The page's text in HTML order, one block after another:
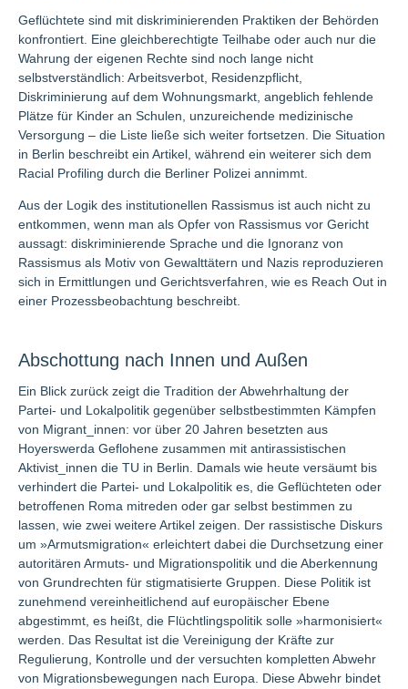
Geflüchtete sind mit diskriminierenden Praktiken der Behörden
konfrontiert. Eine gleichberechtigte Teilhabe oder auch nur die
Wahrung der eigenen Rechte sind noch lange nicht
selbstverständlich: Arbeitsverbot, Residenzpflicht,
Diskriminierung auf dem Wohnungsmarkt, angeblich fehlende
Plätze für Kinder an Schulen, unzureichende medizinische
Versorgung – die Liste ließe sich weiter fortsetzen. Die Situation
in Berlin beschreibt ein Artikel, während ein weiterer sich dem
Racial Profiling durch die Berliner Polizei annimmt.
Aus der Logik des institutionellen Rassismus ist auch nicht zu
entkommen, wenn man als Opfer von Rassismus vor Gericht
aussagt: diskriminierende Sprache und die Ignoranz von
Rassismus als Motiv von Gewalttätern und Nazis reproduzieren
sich in Ermittlungen und Gerichtsverfahren, wie es Reach Out in
einer Prozessbeobachtung beschreibt.
Abschottung nach Innen und Außen
Ein Blick zurück zeigt die Tradition der Abwehrhaltung der
Partei- und Lokalpolitik gegenüber selbstbestimmten Kämpfen
von Migrant_innen: vor über 20 Jahren besetzten aus
Hoyerswerda Geflohene zusammen mit antirassistischen
Aktivist_innen die TU in Berlin. Damals wie heute versäumt bis
verhindert die Partei- und Lokalpolitik es, die Geflüchteten oder
betroffenen Roma mitreden oder gar selbst bestimmen zu
lassen, wie zwei weitere Artikel zeigen. Der rassistische Diskurs
um »Armutsmigration« erleichtert dabei die Durchsetzung einer
autoritären Armuts- und Migrationspolitik und die Aberkennung
von Grundrechten für stigmatisierte Gruppen. Diese Politik ist
zunehmend vereinheitlichend auf europäischer Ebene
abgestimmt, es heißt, die Flüchtlingspolitik solle »harmonisiert«
werden. Das Resultat ist die Vereinigung der Kräfte zur
Regulierung, Kontrolle und der versuchten kompletten Abwehr
von Migrationsbewegungen nach Europa. Diese Abwehr bindet